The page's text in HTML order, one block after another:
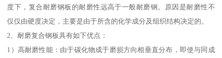
度下，复合耐磨钢板的耐磨性远高于一般耐磨钢。原因是耐磨性不
仅仅由硬度决定，主要是由于所含的化学成分及组织结构决定的。
2、耐磨复合钢板具有如下优点：
1）高耐磨性能：由于碳化物成于磨损方向相垂直分布，即使与同成